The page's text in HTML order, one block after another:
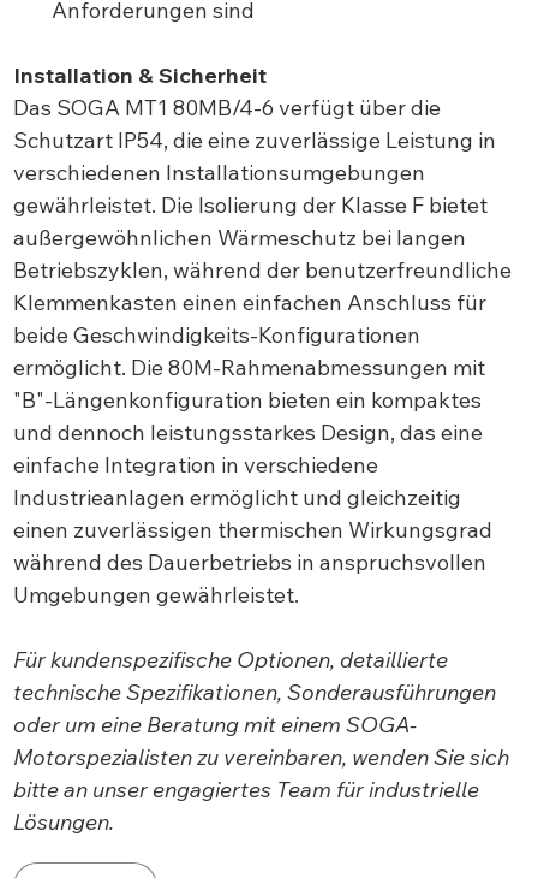
Anforderungen sind
Installation & Sicherheit
Das SOGA MT1 80MB/4-6 verfügt über die
Schutzart IP54, die eine zuverlässige Leistung in
verschiedenen Installationsumgebungen
gewährleistet. Die Isolierung der Klasse F bietet
außergewöhnlichen Wärmeschutz bei langen
Betriebszyklen, während der benutzerfreundliche
Klemmenkasten einen einfachen Anschluss für
beide Geschwindigkeits-Konfigurationen
ermöglicht. Die 80M-Rahmenabmessungen mit
"B"-Längenkonfiguration bieten ein kompaktes
und dennoch leistungsstarkes Design, das eine
einfache Integration in verschiedene
Industrieanlagen ermöglicht und gleichzeitig
einen zuverlässigen thermischen Wirkungsgrad
während des Dauerbetriebs in anspruchsvollen
Umgebungen gewährleistet.
Für kundenspezifische Optionen, detaillierte
technische Spezifikationen, Sonderausführungen
oder um eine Beratung mit einem SOGA-
Motorspezialisten zu vereinbaren, wenden Sie sich
bitte an unser engagiertes Team für industrielle
Lösungen.